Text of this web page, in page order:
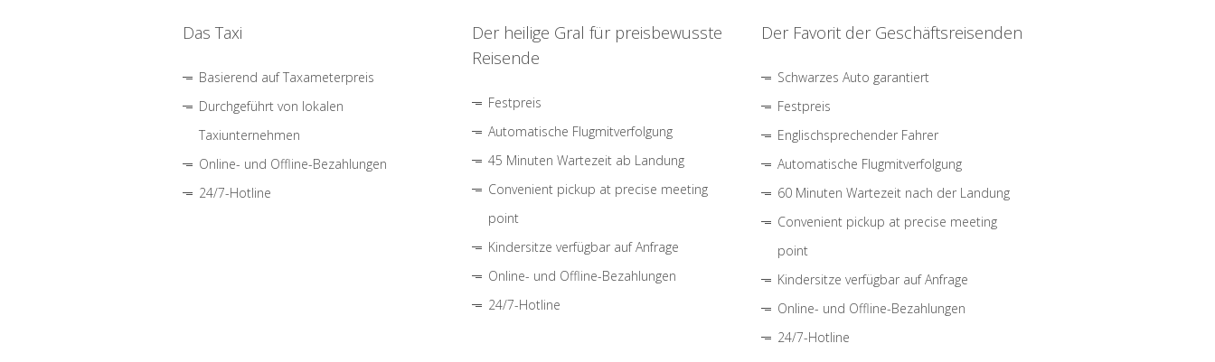
Das Taxi
Basierend auf Taxameterpreis
Durchgeführt von lokalen
Taxiunternehmen
Online- und Offline-Bezahlungen
24/7-Hotline
Der heilige Gral für preisbewusste
Reisende
Festpreis
Automatische Flugmitverfolgung
45 Minuten Wartezeit ab Landung
Convenient pickup at precise meeting
point
Kindersitze verfügbar auf Anfrage
Online- und Offline-Bezahlungen
24/7-Hotline
Der Favorit der Geschäftsreisenden
Schwarzes Auto garantiert
Festpreis
Englischsprechender Fahrer
Automatische Flugmitverfolgung
60 Minuten Wartezeit nach der Landung
Convenient pickup at precise meeting
point
Kindersitze verfügbar auf Anfrage
Online- und Offline-Bezahlungen
24/7-Hotline